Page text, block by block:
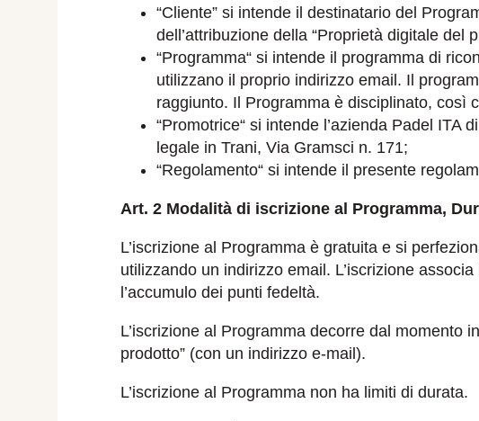
“Cliente” si intende il destinatario del
dell’attribuzione della “Proprietà digitale del
“Programma“ si intende il programma di
utilizzano il proprio indirizzo email. Il
raggiunto. Il Programma è disciplinato, così
“Promotrice“ si intende l’azienda Padel ITA
legale in Trani, Via Gramsci n. 171;
“Regolamento“ si intende il presente
Art. 2 Modalità di iscrizione al Programma,
L’iscrizione al Programma è gratuita e si
utilizzando un indirizzo email. L’iscrizione
l’accumulo dei punti fedeltà.
L’iscrizione al Programma decorre dal momento
prodotto” (con un indirizzo e-mail).
L’iscrizione al Programma non ha limiti di durata.